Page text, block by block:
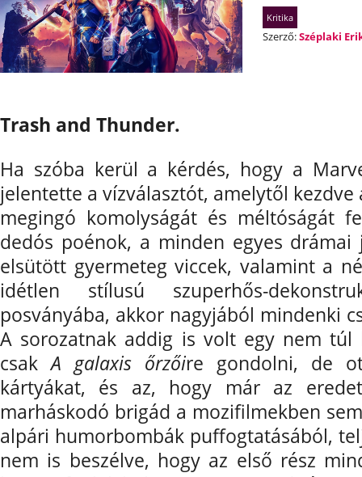
Kritika
Szerző:Széplaki
Trash and Thunder.
Ha szóba kerül a kérdés, hogy a
jelentette a vízválasztót, amelytől
megingó komolyságát és méltóságát
dedós poénok, a minden egyes
elsütött gyermeteg viccek, valamint a
idétlen stílusú szuperhős-
posványába, akkor nagyjából mindenki
A sorozatnak addig is volt egy nem túl
csakA galaxis őrzőire gondolni, de
kártyákat, és az, hogy már az
marháskodó brigád a mozifilmekben
alpári humorbombák puffogtatásából,
nem is beszélve, hogy az első rész